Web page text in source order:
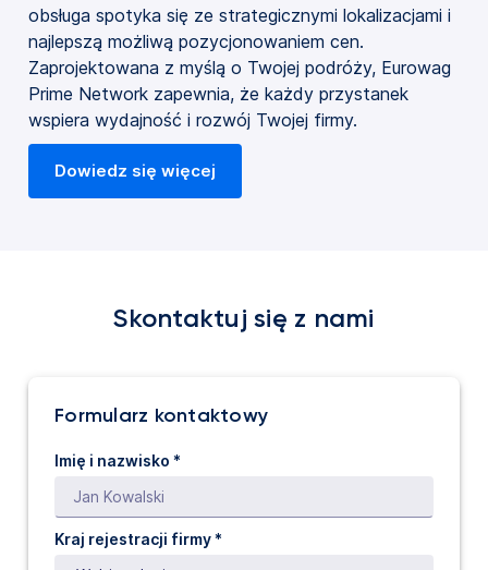
obsługa spotyka się ze strategicznymi lokalizacjami i
najlepszą możliwą pozycjonowaniem cen.
Zaprojektowana z myślą o Twojej podróży, Eurowag
Prime Network zapewnia, że każdy przystanek
wspiera wydajność i rozwój Twojej firmy.
Dowiedz się więcej
Skontaktuj się z nami
Formularz kontaktowy
Imię i nazwisko *
Kraj rejestracji firmy *